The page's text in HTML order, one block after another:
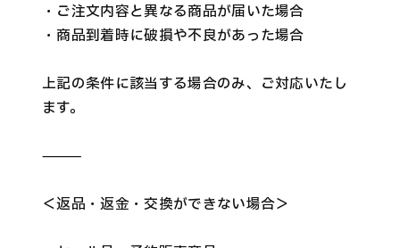
・ご注文内容と異なる商品が届いた場合
・商品到着時に破損や不良があった場合
上記の条件に該当する場合のみ、ご対応いたし
ます。
⸻
＜返品・返金・交換ができない場合＞